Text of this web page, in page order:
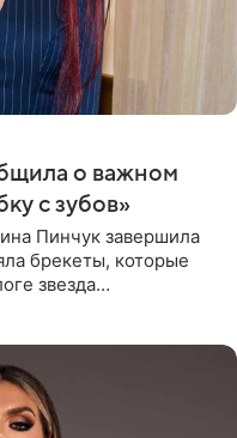
о важном
с зубов»
Пинчук завершила
брекеты, которые
звезда